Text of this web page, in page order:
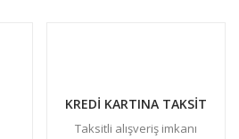
KREDİ KARTINA TAKSİT
Taksitli alışveriş imkanı